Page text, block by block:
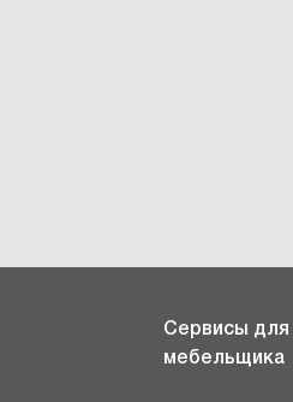
Сервисы для
мебельщика